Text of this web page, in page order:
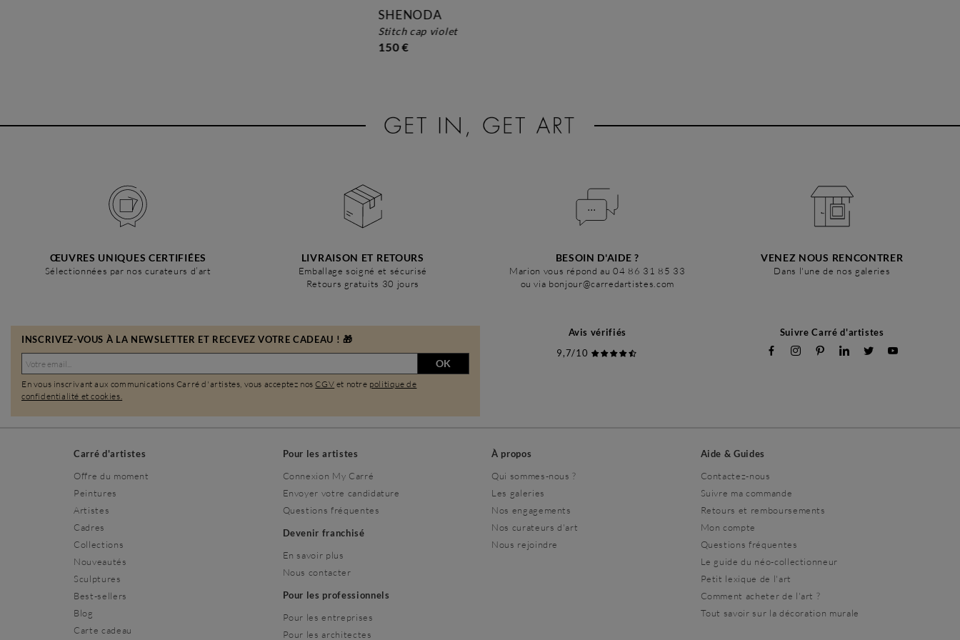
SHENODA
stitch cap violet
150 €
ŒUVRES UNIQUES CERTIFIÉES
Sélectionnées par nos curateurs d’art
LIVRAISON ET RETOURS
Emballage soigné et sécurisé
Retours gratuits 30 jours
BESOIN D'AIDE ?
Marion vous répond au 04 86 31 85 33
ou via bonjour@carredartistes.com
VENEZ NOUS RENCONTRER
Dans l'une de nos galeries
INSCRIVEZ-VOUS À LA NEWSLETTER ET RECEVEZ VOTRE CADEAU ! 🎁
OK
En vous inscrivant aux communications Carré d'artistes, vous acceptez nosCGV et notre politique de
confidentialité et cookies.
Avis vérifiés
9,7/10
Suivre Carré d'artistes
Carré d'artistes
Offre du moment
Peintures
Artistes
Cadres
Collections
Nouveautés
Sculptures
Best-sellers
Blog
Carte cadeau
Pour les artistes
Connexion My Carré
Envoyer votre candidature
Questions fréquentes
Devenir franchisé
En savoir plus
Nous contacter
Pour les professionnels
Pour les entreprises
Pour les architectes
À propos
Qui sommes-nous ?
Les galeries
Nos engagements
Nos curateurs d'art
Nous rejoindre
Aide & Guides
Contactez-nous
Suivre ma commande
Retours et remboursements
Mon compte
Questions fréquentes
Le guide du néo-collectionneur
Petit lexique de l'art
Comment acheter de l'art ?
Tout savoir sur la décoration murale